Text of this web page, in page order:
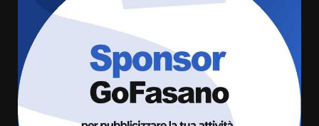
Politiche Giovanili e Mobilità
Sostenibile: premiati gli studenti
universitari del bando “La strada
giusta”